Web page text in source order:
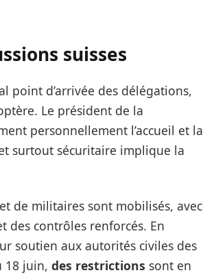
suisses
point d’arrivée des délégations,
Le président de la
personnellement l’accueil et la
surtout sécuritaire implique la
de militaires sont mobilisés, avec
des contrôles renforcés. En
soutien aux autorités civiles des
18 juin, des restrictions sont en